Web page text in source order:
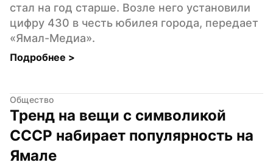
стал на год старше. Возле него установили
цифру 430 в честь юбилея города, передает
«Ямал-Медиа».
Подробнее >
Общество
Тренд на вещи с символикой
СССР набирает популярность на
Ямале